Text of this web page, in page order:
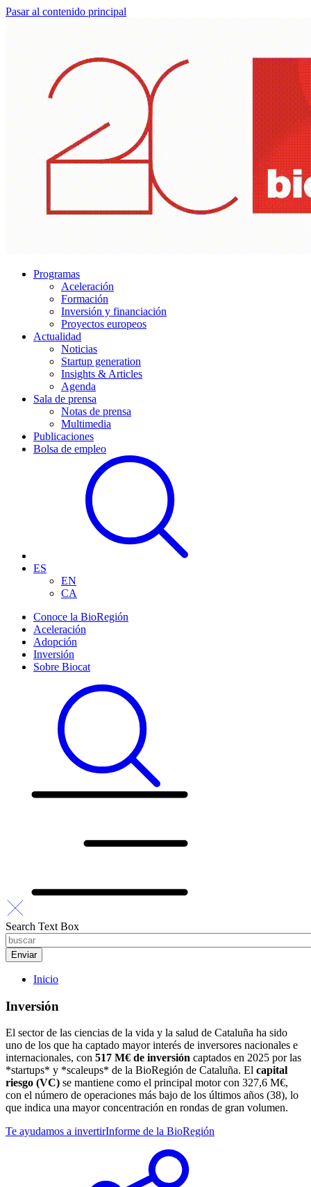
Pasar al contenido principal
Programas
Aceleración
Formación
Inversión y financiación
Proyectos europeos
Actualidad
Noticias
Startup generation
Insights & Articles
Agenda
Sala de prensa
Notas de prensa
Multimedia
Publicaciones
Bolsa de empleo
ES
EN
CA
Conoce la BioRegión
Aceleración
Adopción
Inversión
Sobre Biocat
Search Text Box
Inicio
Inversión
El sector de las ciencias de la vida y la salud de Cataluña ha sido
uno de los que ha captado mayor interés de inversores nacionales e
internacionales, con 517 M€ de inversión captados en 2025 por las
*startups* y *scaleups* de la BioRegión de Cataluña. El capital
riesgo (VC) se mantiene como el principal motor con 327,6 M€,
con el número de operaciones más bajo de los últimos años (38), lo
que indica una mayor concentración en rondas de gran volumen.
Te ayudamos a invertirInforme de la BioRegión